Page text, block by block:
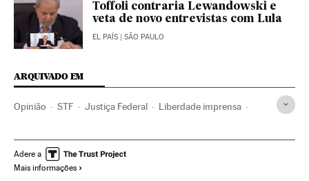
Toffoli contraria Lewandowski e
veta de novo entrevistas com Lula
EL PAÍS | SÃO PAULO
ARQUIVADO EM
Opinião STF Justiça Federal Liberdade imprensa
América Latina América
Comunicação
Adere a
Mais informações